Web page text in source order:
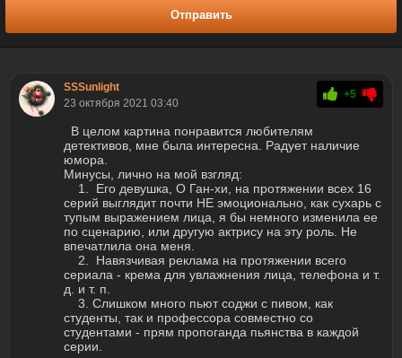
Отправить
SSSunlight
23 октября 2021 03:40
+5
В целом картина понравится любителям
детективов, мне была интересна. Радует наличие
юмора.
Минусы, лично на мой взгляд:
1. Его девушка, О Ган-хи, на протяжении всех 16
серий выглядит почти НЕ эмоционально, как сухарь с
тупым выражением лица, я бы немного изменила ее
по сценарию, или другую актрису на эту роль. Не
впечатлила она меня.
2. Навязчивая реклама на протяжении всего
сериала - крема для увлажнения лица, телефона и т.
д. и т. п.
3. Слишком много пьют соджи с пивом, как
студенты, так и профессора совместно со
студентами - прям пропоганда пьянства в каждой
серии.